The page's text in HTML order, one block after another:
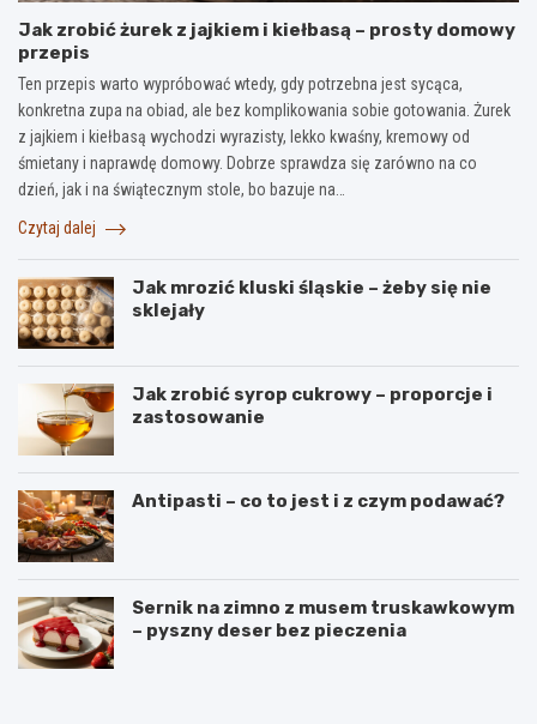
Jak zrobić żurek z jajkiem i kiełbasą – prosty domowy
przepis
Ten przepis warto wypróbować wtedy, gdy potrzebna jest sycąca,
konkretna zupa na obiad, ale bez komplikowania sobie gotowania. Żurek
z jajkiem i kiełbasą wychodzi wyrazisty, lekko kwaśny, kremowy od
śmietany i naprawdę domowy. Dobrze sprawdza się zarówno na co
dzień, jak i na świątecznym stole, bo bazuje na…
Czytaj dalej
Jak mrozić kluski śląskie – żeby się nie
sklejały
Jak zrobić syrop cukrowy – proporcje i
zastosowanie
Antipasti – co to jest i z czym podawać?
Sernik na zimno z musem truskawkowym
– pyszny deser bez pieczenia
B
S